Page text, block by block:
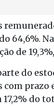
64,6%.
de
do
prazo
17,2% do